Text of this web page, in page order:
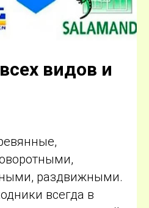
видов и
раздвижными.
всегда в